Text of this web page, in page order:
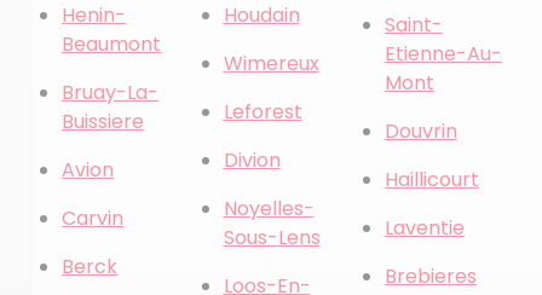
Henin-
Beaumont
Bruay-La-
Buissiere
Avion
Carvin
Berck
Houdain
Wimereux
Leforest
Divion
Noyelles-
Sous-Lens
Loos-En-
Saint-
Etienne-Au-
Mont
Douvrin
Haillicourt
Laventie
Brebieres